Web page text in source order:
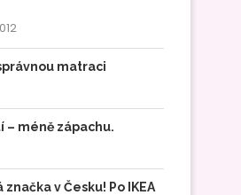
matraci
– méně zápachu.
značka v Česku! Po IKEA